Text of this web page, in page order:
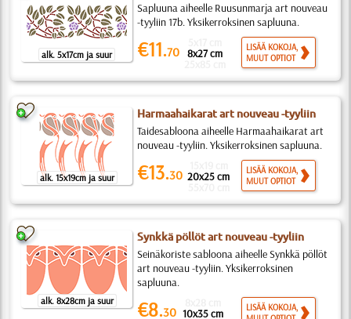
alk. 5x17cm ja suur
Sapluuna aiheelle Ruusunmarja art nouveau
-tyyliin 17b. Yksikerroksinen sapluuna.
€11.70 8x27 cm
LISÄÄ KOKOJA,
MUUT OPTIOT
alk. 15x19cm ja suur
Harmaahaikarat art nouveau -tyyliin
Taidesabloona aiheelle Harmaahaikarat art
nouveau -tyyliin. Yksikerroksinen sapluuna.
€13.30 20x25 cm
LISÄÄ KOKOJA,
MUUT OPTIOT
alk. 8x28cm ja suur
Synkkä pöllöt art nouveau -tyyliin
Seinäkoriste sabloona aiheelle Synkkä pöllöt
art nouveau -tyyliin. Yksikerroksinen
sapluuna.
€8.30 10x35 cm
LISÄÄ KOKOJA,